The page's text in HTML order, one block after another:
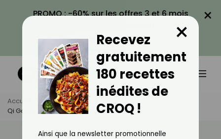
PROMO : -60% sur les offres 3 et 6 mois
VOIR LA PROMO
×
Accueil Actus
Sport
Qi Gong La Gymnastique Chinoise Et Ses Bienfaits
Recevez
gratuitement
180 recettes
inédites de
CROQ !
×
Ainsi que la newsletter promotionnelle